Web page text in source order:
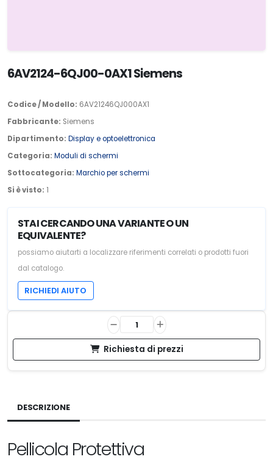
6AV2124-6QJ00-0AX1 Siemens
Codice / Modello: 6AV21246QJ000AX1
Fabbricante: Siemens
Dipartimento: Display e optoelettronica
Categoria: Moduli di schermi
Sottocategoria: Marchio per schermi
Si è visto: 1
STAI CERCANDO UNA VARIANTE O UN
EQUIVALENTE?
possiamo aiutarti a localizzare riferimenti correlati o prodotti fuori
dal catalogo.
RICHIEDI AIUTO
Richiesta di prezzi
DESCRIZIONE
Pellicola Protettiva